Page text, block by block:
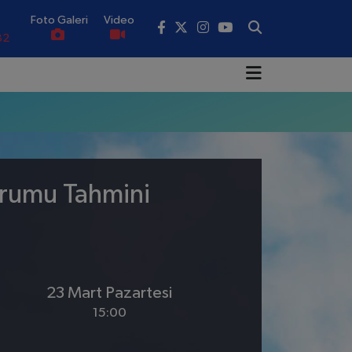
Foto Galeri Video
Tahmini
23 Mart Pazartesi
15:00